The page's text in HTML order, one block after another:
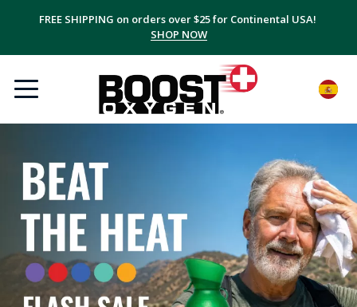
FREE SHIPPING on orders over $25 for Continental USA!
SHOP NOW